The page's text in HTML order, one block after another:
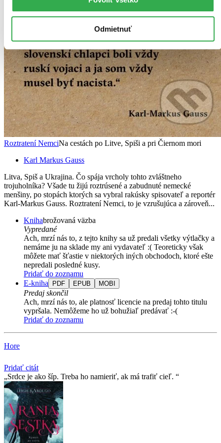
Odmietnuť
Roztratení NemciNa cestách po Litve, Spiši a pri Čiernom mori
Karl Markus Gauss
Litva, Spiš a Ukrajina. Čo spája vrcholy tohto zvláštneho
trojuholníka? Všade tu žijú roztrúsené a zabudnuté nemecké
menšiny, po stopách ktorých sa vybral rakúsky spisovateľ a reportér
Karl-Markus Gauss. Roztratení Nemci, to je vzrušujúca a zároveň...
Knihabrožovaná väzba
Vypredané
Ach, mrzí nás to, z tejto knihy sa už predali všetky výtlačky a
nemáme ju na sklade my ani vydavateľ :( Teoreticky však
môžete mať šťastie v niektorých iných obchodoch, ktoré ešte
nepredali posledné kusy.
Pridať do zoznamu
E-kniha
PDF EPUB MOBI
Predaj skončil
Ach, mrzí nás to, ale platnosť licencie na predaj tohto titulu
vypršala. Nemôžeme ho už bohužiaľ predávať :-(
Pridať do zoznamu
Hore
Pridať citát
Srdce je ako šíp. Treba ho namieriť, ak má trafiť cieľ.